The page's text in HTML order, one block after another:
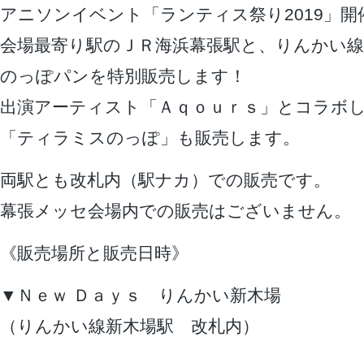
アニソンイベント「ランティス祭り2019」開
会場最寄り駅のＪＲ海浜幕張駅と、りんかい
のっぽパンを特別販売します！
出演アーティスト「Ａｑｏｕｒｓ」とコラボ
「ティラミスのっぽ」も販売します。
両駅とも改札内（駅ナカ）での販売です。
幕張メッセ会場内での販売はございません。
《販売場所と販売日時》
▼Ｎｅｗ Ｄａｙｓ りんかい新木場
（りんかい線新木場駅 改札内）